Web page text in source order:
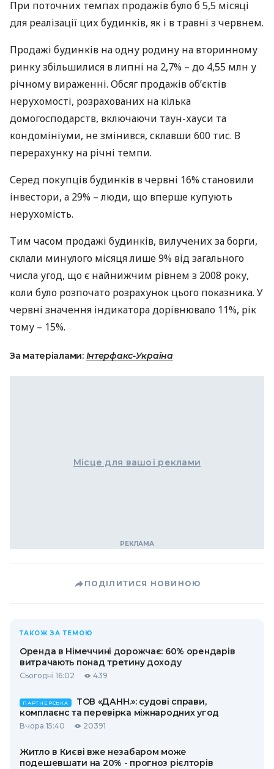
При поточних темпах продажів було б 5,5 місяці
для реалізації цих будинків, як і в травні з червнем.
Продажі будинків на одну родину на вторинному
ринку збільшилися в липні на 2,7% – до 4,55 млн у
річному вираженні. Обсяг продажів об’єктів
нерухомості, розрахованих на кілька
домогосподарств, включаючи таун-хауси та
кондомініуми, не змінився, склавши 600 тис. В
перерахунку на річні темпи.
Серед покупців будинків в червні 16% становили
інвестори, а 29% – люди, що вперше купують
нерухомість.
Тим часом продажі будинків, вилучених за борги,
склали минулого місяця лише 9% від загального
числа угод, що є найнижчим рівнем з 2008 року,
коли було розпочато розрахунок цього показника. У
червні значення індикатора дорівнювало 11%, рік
тому – 15%.
За матеріалами: Інтерфакс-Україна
Місце для вашої реклами
ПОДІЛИТИСЯ НОВИНОЮ
ТАКОЖ ЗА ТЕМОЮ
Оренда в Німеччині дорожчає: 60% орендарів
витрачають понад третину доходу
Сьогодні 16:02 439
ПАРТНЕРСЬКА
ТОВ «ДАНН.»: судові справи,
комплаєнс та перевірка міжнародних угод
Вчора 15:40 20391
Житло в Києві вже незабаром може
подешевшати на 20% - прогноз рієлторів